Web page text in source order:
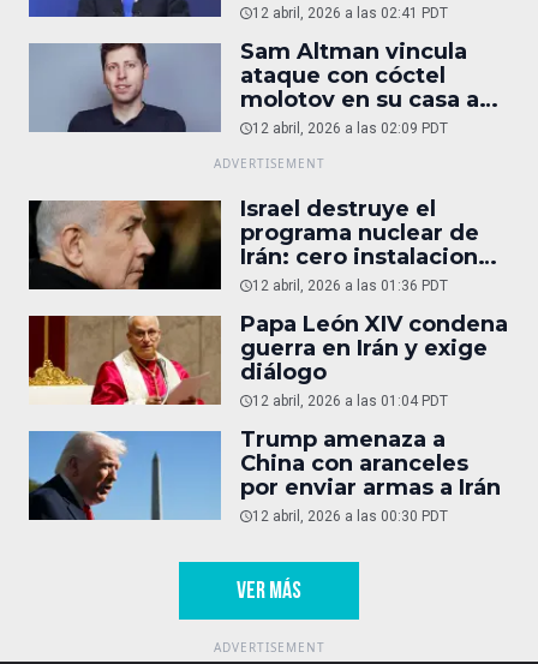
12 abril, 2026 a las 02:41 PDT
Sam Altman vincula
ataque con cóctel
molotov en su casa a
reportaje
12 abril, 2026 a las 02:09 PDT
Israel destruye el
programa nuclear de
Irán: cero instalaciones
operativas
12 abril, 2026 a las 01:36 PDT
Papa León XIV condena
guerra en Irán y exige
diálogo
12 abril, 2026 a las 01:04 PDT
Trump amenaza a
China con aranceles
por enviar armas a Irán
12 abril, 2026 a las 00:30 PDT
VER MÁS